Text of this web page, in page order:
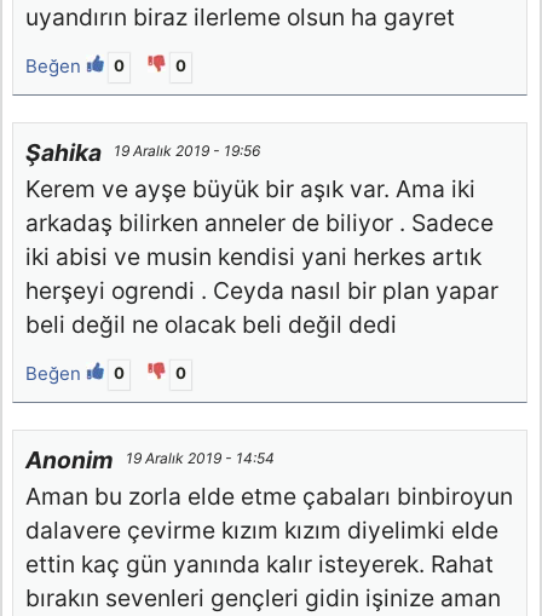
uyandırın biraz ilerleme olsun ha gayret
Beğen 0 0
Şahika 19 Aralık 2019 - 19:56
Kerem ve ayşe büyük bir aşık var. Ama iki
arkadaş bilirken anneler de biliyor . Sadece
iki abisi ve musin kendisi yani herkes artık
herşeyi ogrendi . Ceyda nasıl bir plan yapar
beli değil ne olacak beli değil dedi
Beğen 0 0
Anonim 19 Aralık 2019 - 14:54
Aman bu zorla elde etme çabaları binbiroyun
dalavere çevirme kızım kızım diyelimki elde
ettin kaç gün yanında kalır isteyerek. Rahat
bırakın sevenleri gençleri gidin işinize aman